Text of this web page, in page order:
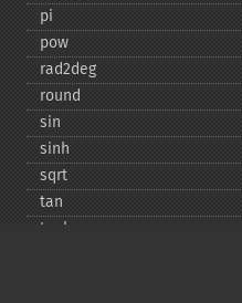
pi
pow
rad2deg
round
sin
sinh
sqrt
tan
tanh